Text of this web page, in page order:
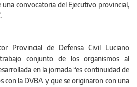
una convocatoria del Ejecutivo provincial,
Provincial de Defensa Civil Luciano
conjunto de los organismos al
en la jornada “es continuidad de
con la DVBA y que se originaron con una